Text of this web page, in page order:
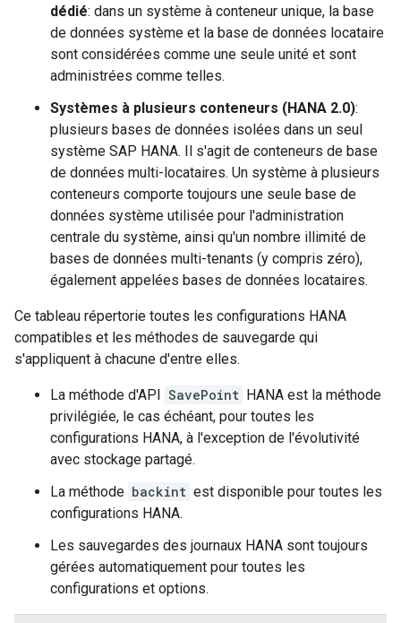
dédié: dans un système à conteneur unique, la base
de données système et la base de données locataire
sont considérées comme une seule unité et sont
administrées comme telles.
Systèmes à plusieurs conteneurs (HANA 2.0):
plusieurs bases de données isolées dans un seul
système SAP HANA. Il s'agit de conteneurs de base
de données multi-locataires. Un système à plusieurs
conteneurs comporte toujours une seule base de
données système utilisée pour l'administration
centrale du système, ainsi qu'un nombre illimité de
bases de données multi-tenants (y compris zéro),
également appelées bases de données locataires.
Ce tableau répertorie toutes les configurations HANA
compatibles et les méthodes de sauvegarde qui
s'appliquent à chacune d'entre elles.
La méthode d'API SavePoint HANA est la méthode
privilégiée, le cas échéant, pour toutes les
configurations HANA, à l'exception de l'évolutivité
avec stockage partagé.
La méthode backint est disponible pour toutes les
configurations HANA.
Les sauvegardes des journaux HANA sont toujours
gérées automatiquement pour toutes les
configurations et options.